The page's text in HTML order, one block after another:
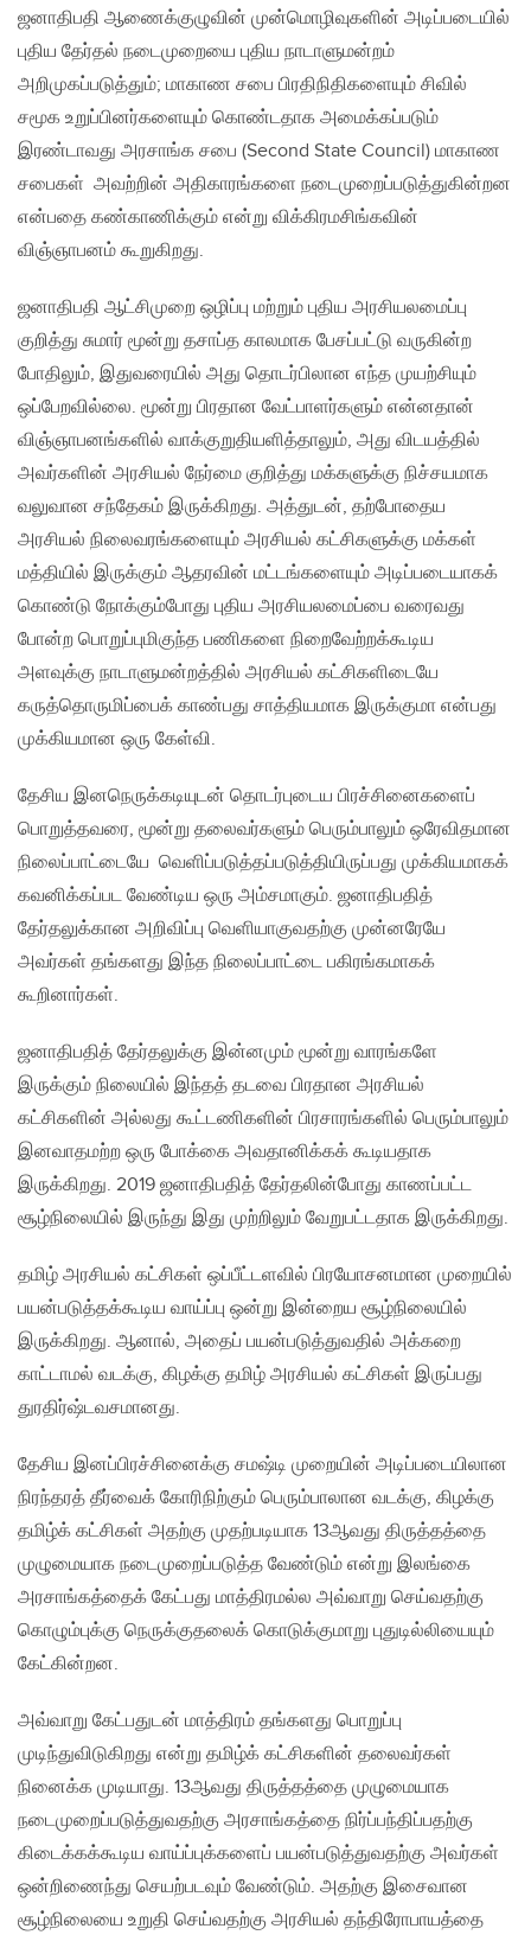
ஜனாதிபதி ஆணைக்குழுவின் முன்மொழிவுகளின் அடிப்படையில்
புதிய தேர்தல் நடைமுறையை புதிய நாடாளுமன்றம்
அறிமுகப்படுத்தும்; மாகாண சபை பிரதிநிதிகளையும் சிவில்
சமூக உறுப்பினர்களையும் கொண்டதாக அமைக்கப்படும்
இரண்டாவது அரசாங்க சபை (Second State Council) மாகாண
சபைகள் அவற்றின் அதிகாரங்களை நடைமுறைப்படுத்துகின்றன
என்பதை கண்காணிக்கும் என்று விக்கிரமசிங்கவின்
விஞ்ஞாபனம் கூறுகிறது.
ஜனாதிபதி ஆட்சிமுறை ஒழிப்பு மற்றும் புதிய அரசியலமைப்பு
குறித்து சுமார் மூன்று தசாப்த காலமாக பேசப்பட்டு வருகின்ற
போதிலும், இதுவரையில் அது தொடர்பிலான எந்த முயற்சியும்
ஒப்பேறவில்லை. மூன்று பிரதான வேட்பாளர்களும் என்னதான்
விஞ்ஞாபனங்களில் வாக்குறுதியளித்தாலும், அது விடயத்தில்
அவர்களின் அரசியல் நேர்மை குறித்து மக்களுக்கு நிச்சயமாக
வலுவான சந்தேகம் இருக்கிறது. அத்துடன், தற்போதைய
அரசியல் நிலைவரங்களையும் அரசியல் கட்சிகளுக்கு மக்கள்
மத்தியில் இருக்கும் ஆதரவின் மட்டங்களையும் அடிப்படையாகக்
கொண்டு நோக்கும்போது புதிய அரசியலமைப்பை வரைவது
போன்ற பொறுப்புமிகுந்த பணிகளை நிறைவேற்றக்கூடிய
அளவுக்கு நாடாளுமன்றத்தில் அரசியல் கட்சிகளிடையே
கருத்தொருமிப்பைக் காண்பது சாத்தியமாக இருக்குமா என்பது
முக்கியமான ஒரு கேள்வி.
தேசிய இனநெருக்கடியுடன் தொடர்புடைய பிரச்சினைகளைப்
பொறுத்தவரை, மூன்று தலைவர்களும் பெரும்பாலும் ஒரேவிதமான
நிலைப்பாட்டையே வெளிப்படுத்தப்படுத்தியிருப்பது முக்கியமாகக்
கவனிக்கப்பட வேண்டிய ஒரு அம்சமாகும். ஜனாதிபதித்
தேர்தலுக்கான அறிவிப்பு வெளியாகுவதற்கு முன்னரேயே
அவர்கள் தங்களது இந்த நிலைப்பாட்டை பகிரங்கமாகக்
கூறினார்கள்.
ஜனாதிபதித் தேர்தலுக்கு இன்னமும் மூன்று வாரங்களே
இருக்கும் நிலையில் இந்தத் தடவை பிரதான அரசியல்
கட்சிகளின் அல்லது கூட்டணிகளின் பிரசாரங்களில் பெரும்பாலும்
இனவாதமற்ற ஒரு போக்கை அவதானிக்கக் கூடியதாக
இருக்கிறது. 2019 ஜனாதிபதித் தேர்தலின்போது காணப்பட்ட
சூழ்நிலையில் இருந்து இது முற்றிலும் வேறுபட்டதாக இருக்கிறது.
தமிழ் அரசியல் கட்சிகள் ஒப்பீட்டளவில் பிரயோசனமான முறையில்
பயன்படுத்தக்கூடிய வாய்ப்பு ஒன்று இன்றைய சூழ்நிலையில்
இருக்கிறது. ஆனால், அதைப் பயன்படுத்துவதில் அக்கறை
காட்டாமல் வடக்கு, கிழக்கு தமிழ் அரசியல் கட்சிகள் இருப்பது
துரதிர்ஷ்டவசமானது.
தேசிய இனப்பிரச்சினைக்கு சமஷ்டி முறையின் அடிப்படையிலான
நிரந்தரத் தீர்வைக் கோரிநிற்கும் பெரும்பாலான வடக்கு, கிழக்கு
தமிழ்க் கட்சிகள் அதற்கு முதற்படியாக 13ஆவது திருத்தத்தை
முழுமையாக நடைமுறைப்படுத்த வேண்டும் என்று இலங்கை
அரசாங்கத்தைக் கேட்பது மாத்திரமல்ல அவ்வாறு செய்வதற்கு
கொழும்புக்கு நெருக்குதலைக் கொடுக்குமாறு புதுடில்லியையும்
கேட்கின்றன.
அவ்வாறு கேட்பதுடன் மாத்திரம் தங்களது பொறுப்பு
முடிந்துவிடுகிறது என்று தமிழ்க் கட்சிகளின் தலைவர்கள்
நினைக்க முடியாது. 13ஆவது திருத்தத்தை முழுமையாக
நடைமுறைப்படுத்துவதற்கு அரசாங்கத்தை நிர்ப்பந்திப்பதற்கு
கிடைக்கக்கூடிய வாய்ப்புக்களைப் பயன்படுத்துவதற்கு அவர்கள்
ஒன்றிணைந்து செயற்படவும் வேண்டும். அதற்கு இசைவான
சூழ்நிலையை உறுதி செய்வதற்கு அரசியல் தந்திரோபாயத்தை